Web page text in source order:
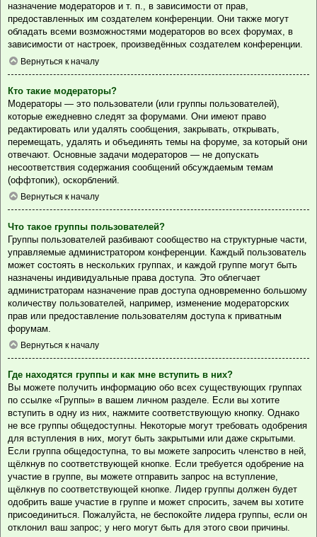
назначение модераторов и т. п., в зависимости от прав,
предоставленных им создателем конференции. Они также могут
обладать всеми возможностями модераторов во всех форумах, в
зависимости от настроек, произведённых создателем конференции.
Вернуться к началу
Кто такие модераторы?
Модераторы — это пользователи (или группы пользователей),
которые ежедневно следят за форумами. Они имеют право
редактировать или удалять сообщения, закрывать, открывать,
перемещать, удалять и объединять темы на форуме, за который они
отвечают. Основные задачи модераторов — не допускать
несоответствия содержания сообщений обсуждаемым темам
(оффтопик), оскорблений.
Вернуться к началу
Что такое группы пользователей?
Группы пользователей разбивают сообщество на структурные части,
управляемые администратором конференции. Каждый пользователь
может состоять в нескольких группах, и каждой группе могут быть
назначены индивидуальные права доступа. Это облегчает
администраторам назначение прав доступа одновременно большому
количеству пользователей, например, изменение модераторских
прав или предоставление пользователям доступа к приватным
форумам.
Вернуться к началу
Где находятся группы и как мне вступить в них?
Вы можете получить информацию обо всех существующих группах
по ссылке «Группы» в вашем личном разделе. Если вы хотите
вступить в одну из них, нажмите соответствующую кнопку. Однако
не все группы общедоступны. Некоторые могут требовать одобрения
для вступления в них, могут быть закрытыми или даже скрытыми.
Если группа общедоступна, то вы можете запросить членство в ней,
щёлкнув по соответствующей кнопке. Если требуется одобрение на
участие в группе, вы можете отправить запрос на вступление,
щёлкнув по соответствующей кнопке. Лидер группы должен будет
одобрить ваше участие в группе и может спросить, зачем вы хотите
присоединиться. Пожалуйста, не беспокойте лидера группы, если он
отклонил ваш запрос; у него могут быть для этого свои причины.